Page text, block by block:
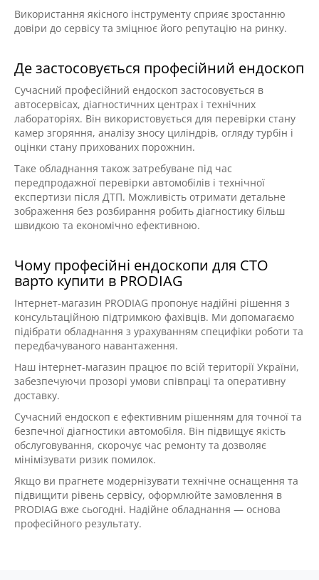
Використання якісного інструменту сприяє зростанню
довіри до сервісу та зміцнює його репутацію на ринку.
Де застосовується професійний ендоскоп
Сучасний професійний ендоскоп застосовується в
автосервісах, діагностичних центрах і технічних
лабораторіях. Він використовується для перевірки стану
камер згоряння, аналізу зносу циліндрів, огляду турбін і
оцінки стану прихованих порожнин.
Таке обладнання також затребуване під час
передпродажної перевірки автомобілів і технічної
експертизи після ДТП. Можливість отримати детальне
зображення без розбирання робить діагностику більш
швидкою та економічно ефективною.
Чому професійні ендоскопи для СТО
варто купити в PRODIAG
Інтернет-магазин PRODIAG пропонує надійні рішення з
консультаційною підтримкою фахівців. Ми допомагаємо
підібрати обладнання з урахуванням специфіки роботи та
передбачуваного навантаження.
Наш інтернет-магазин працює по всій території України,
забезпечуючи прозорі умови співпраці та оперативну
доставку.
Сучасний ендоскоп є ефективним рішенням для точної та
безпечної діагностики автомобіля. Він підвищує якість
обслуговування, скорочує час ремонту та дозволяє
мінімізувати ризик помилок.
Якщо ви прагнете модернізувати технічне оснащення та
підвищити рівень сервісу, оформлюйте замовлення в
PRODIAG вже сьогодні. Надійне обладнання — основа
професійного результату.